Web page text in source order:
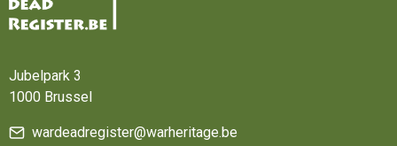
Jubelpark 3
1000 Brussel
wardeadregister@warheritage.be